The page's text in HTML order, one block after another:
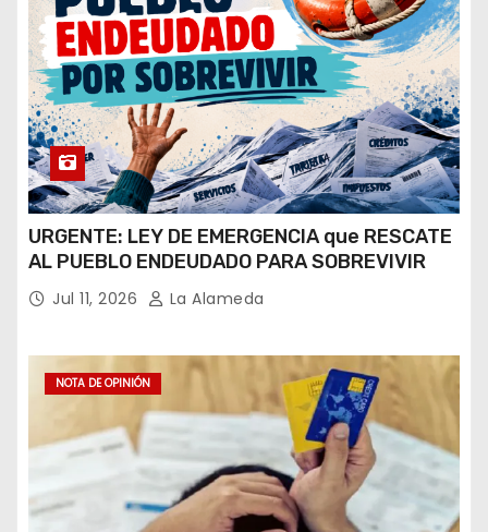
URGENTE: LEY DE EMERGENCIA que RESCATE
AL PUEBLO ENDEUDADO PARA SOBREVIVIR
Jul 11, 2026 La Alameda
NOTA DE OPINIÓN